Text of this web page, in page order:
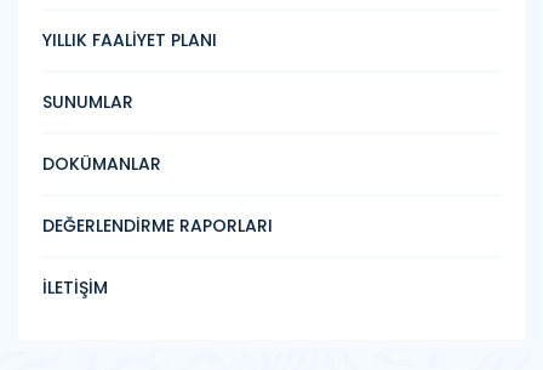
YILLIK FAALİYET PLANI
SUNUMLAR
DOKÜMANLAR
DEĞERLENDİRME RAPORLARI
İLETİŞİM